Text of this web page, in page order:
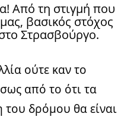
Από τη στιγμή που
βασικός στόχος
Στρασβούργο.
ούτε καν το
από το ότι τα
δρόμου θα είναι